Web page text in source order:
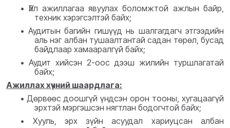
• Үйл ажиллагаа явуулах боломжтой ажлын байр,
техник хэрэгсэлтэй байх;
• Аудитын багийн гишүүд нь шалгагдагч этгээдийн
аль нэг албан тушаалтантай садан төрөл, бусад
байдлаар хамааралгүй байх;
• Аудит хийсэн 2-оос дээш жилийн туршлагатай
байх;
Ажиллах хүчний шаардлага:
• Дөрвөөс доошгүй үндсэн орон тооны, хугацаагүй
эрхтэй мэргэшсэн нягтлан бодогчтой байх;
•
Хууль, эрх зүйн асуудал хариуцсан албан